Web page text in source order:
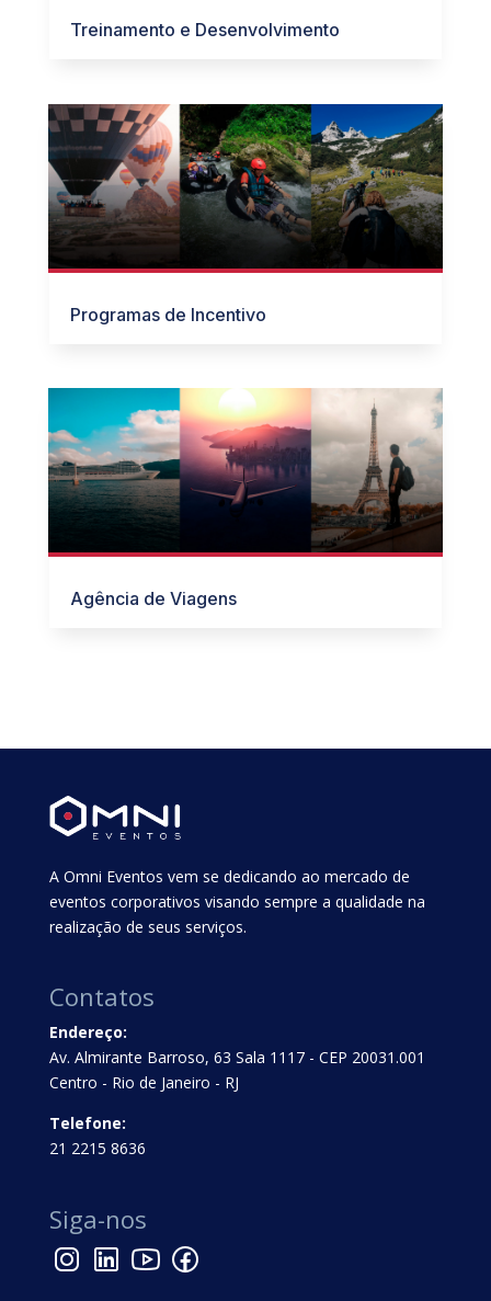
Treinamento e Desenvolvimento
Programas de Incentivo
Agência de Viagens
A Omni Eventos vem se dedicando ao mercado de
eventos corporativos visando sempre a qualidade na
realização de seus serviços.
Contatos
Endereço:
Av. Almirante Barroso, 63 Sala 1117 - CEP 20031.001
Centro - Rio de Janeiro - RJ
Telefone:
21 2215 8636
Siga-nos